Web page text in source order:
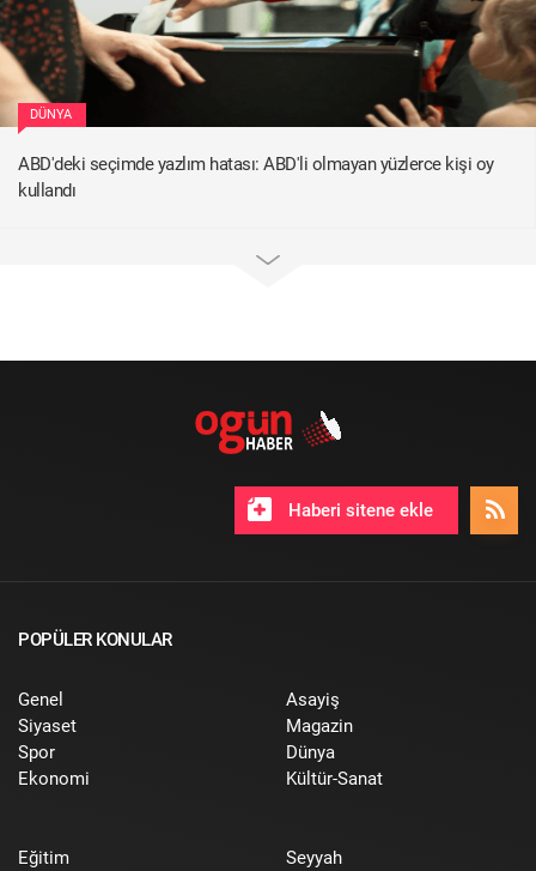
DÜNYA
ABD'deki seçimde yazlım hatası: ABD'li olmayan yüzlerce kişi oy
kullandı
Haberi sitene ekle
POPÜLER KONULAR
Genel
Siyaset
Spor
Ekonomi
Asayiş
Magazin
Dünya
Kültür-Sanat
Eğitim
Seyyah